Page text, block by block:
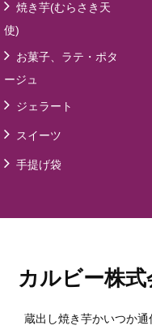
焼き芋(むらさき天
使)
お菓子、ラテ・ポタ
ージュ
ジェラート
スイーツ
手提げ袋
カルビー株式
蔵出し焼き芋かいつか通